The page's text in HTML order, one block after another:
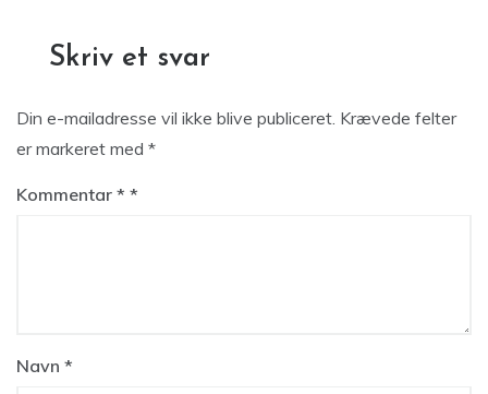
Skriv et svar
Din e-mailadresse vil ikke blive publiceret. Krævede felter
er markeret med *
Kommentar *
Navn *